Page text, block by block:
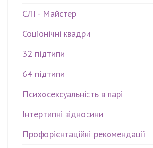
СЛІ - Майстер
Соціонічні квадри
32 підтипи
64 підтипи
Психосексуальність в парі
Інтертипні відносини
Профорієнтаційні рекомендації